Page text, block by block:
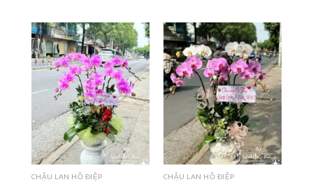
CHẬU LAN HỒ ĐIỆP CHẬU LAN HỒ ĐIỆP